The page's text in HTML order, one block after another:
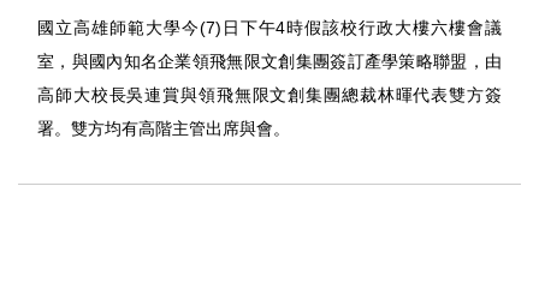
國立高雄師範大學今(7)日下午4時假該校行政大樓六樓會議
室，與國內知名企業領飛無限文創集團簽訂產學策略聯盟，由
高師大校長吳連賞與領飛無限文創集團總裁林暉代表雙方簽
署。雙方均有高階主管出席與會。